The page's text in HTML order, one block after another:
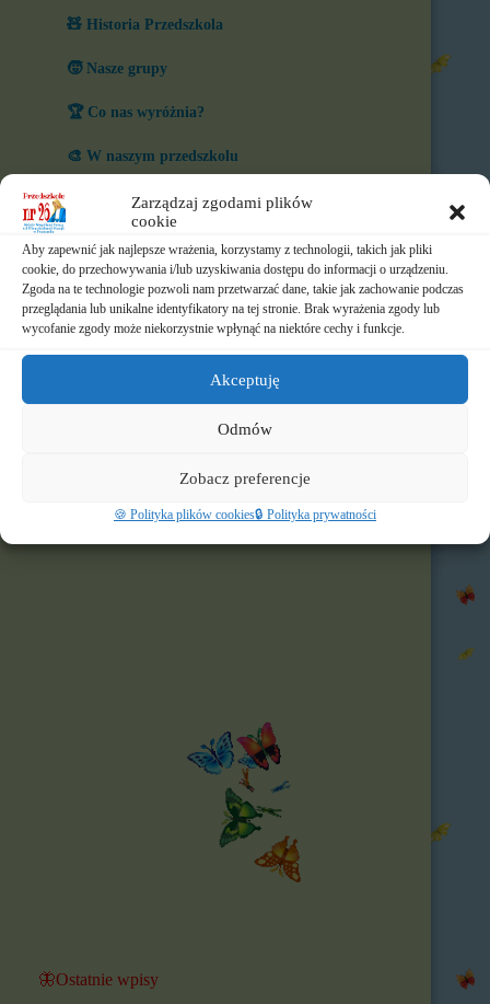
Zarządzaj zgodami plików
cookie
Aby zapewnić jak najlepsze wrażenia, korzystamy z technologii, takich jak pliki
cookie, do przechowywania i/lub uzyskiwania dostępu do informacji o urządzeniu.
Zgoda na te technologie pozwoli nam przetwarzać dane, takie jak zachowanie podczas
przeglądania lub unikalne identyfikatory na tej stronie. Brak wyrażenia zgody lub
wycofanie zgody może niekorzystnie wpłynąć na niektóre cechy i funkcje.
Akceptuję
Odmów
Zobacz preferencje
🍪 Polityka plików cookies🔒 Polityka prywatności
🧸 Historia Przedszkola
🧒 Nasze grupy
🏆 Co nas wyróżnia?
🎨 W naszym przedszkolu
⏲️ Ramowy rozkład dnia
📃 Dokumenty
⛪ Historia Zgromadzenia
📧 Kontakt
Nasz profil FB
🦋Ostatnie wpisy